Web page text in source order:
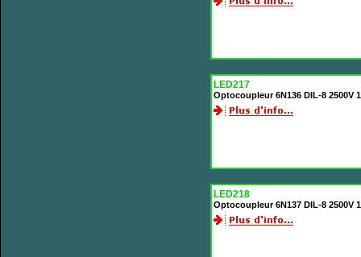
LED217
Optocoupleur 6N136 DIL-8 2500V
LED218
Optocoupleur 6N137 DIL-8 2500V